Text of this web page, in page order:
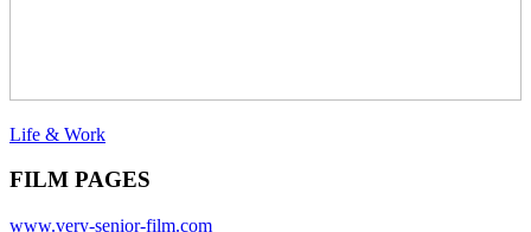
Life & Work
FILM PAGES
www.very-senior-film.com